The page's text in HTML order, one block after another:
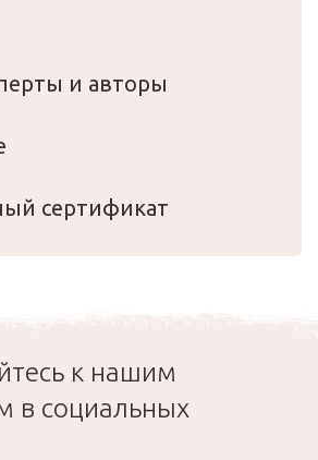
и авторы
сертификат
к нашим
в социальных